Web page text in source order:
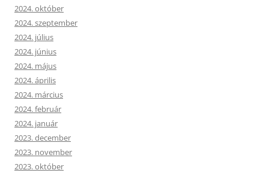
2024. október
2024. szeptember
2024. július
2024. június
2024. május
2024. április
2024. március
2024. február
2024. január
2023. december
2023. november
2023. október